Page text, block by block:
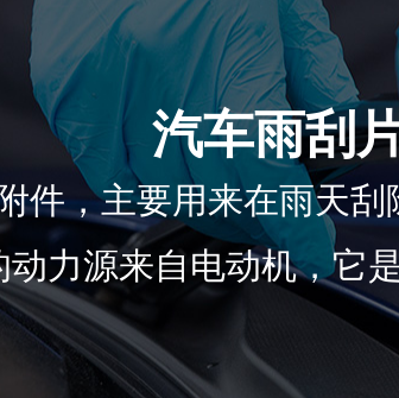
汽车雨刮
件，主要用来在雨天
力源来自电动机，它